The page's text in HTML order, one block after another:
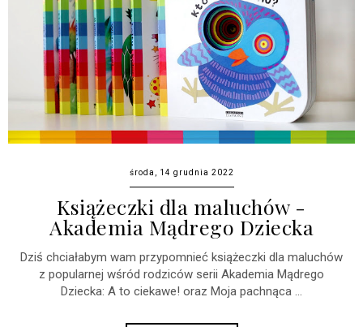
środa, 14 grudnia 2022
Książeczki dla maluchów -
Akademia Mądrego Dziecka
Dziś chciałabym wam przypomnieć książeczki dla maluchów
z popularnej wśród rodziców serii Akademia Mądrego
Dziecka: A to ciekawe! oraz Moja pachnąca ...